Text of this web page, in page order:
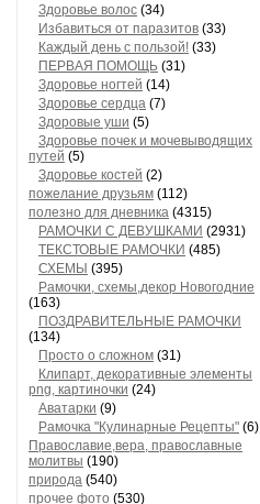
Здоровье волос (34)
Избавиться от паразитов (33)
Каждый день с пользой! (33)
ПЕРВАЯ ПОМОЩЬ (31)
Здоровье ногтей (14)
Здоровье сердца (7)
Здоровые уши (5)
Здоровье почек и мочевыводящих
путей (5)
Здоровье костей (2)
пожелание друзьям (112)
полезно для дневника (4315)
РАМОЧКИ С ДЕВУШКАМИ (2931)
ТЕКСТОВЫЕ РАМОЧКИ (485)
СХЕМЫ (395)
Рамочки, схемы,декор Новогодние
(163)
ПОЗДРАВИТЕЛЬНЫЕ РАМОЧКИ
(134)
Просто о сложном (31)
Клипарт, декоративные элементы
png, картиночки (24)
Аватарки (9)
Рамочка "Кулинарные Рецепты" (6)
Православие,вера, православные
молитвы (190)
природа (540)
прочее фото (530)